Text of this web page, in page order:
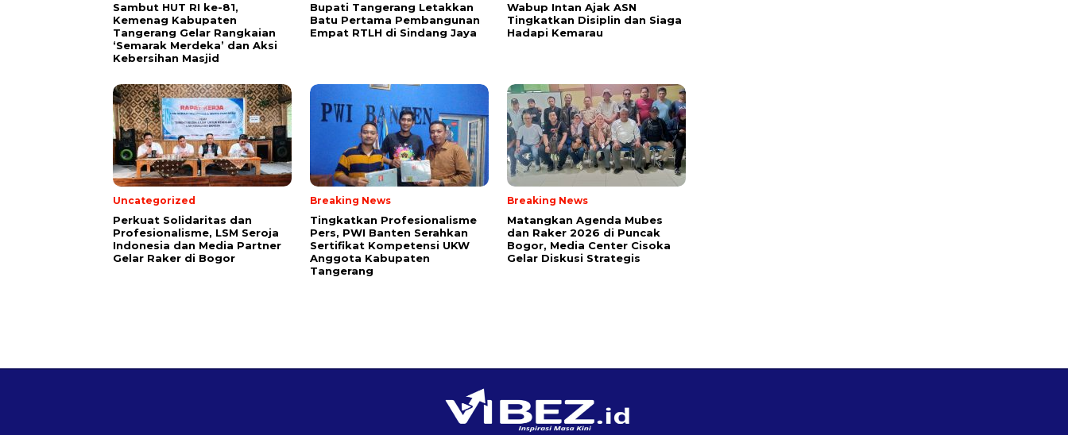
Sambut HUT RI ke-81,
Kemenag Kabupaten
Tangerang Gelar Rangkaian
‘Semarak Merdeka’ dan Aksi
Kebersihan Masjid
Bupati Tangerang Letakkan
Batu Pertama Pembangunan
Empat RTLH di Sindang Jaya
Wabup Intan Ajak ASN
Tingkatkan Disiplin dan Siaga
Hadapi Kemarau
Uncategorized
Perkuat Solidaritas dan
Profesionalisme, LSM Seroja
Indonesia dan Media Partner
Gelar Raker di Bogor
Breaking News
Tingkatkan Profesionalisme
Pers, PWI Banten Serahkan
Sertifikat Kompetensi UKW
Anggota Kabupaten
Tangerang
Breaking News
Matangkan Agenda Mubes
dan Raker 2026 di Puncak
Bogor, Media Center Cisoka
Gelar Diskusi Strategis